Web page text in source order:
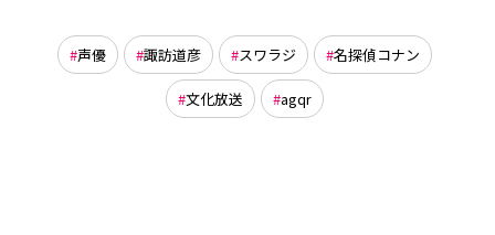
声優 諏訪道彦 スワラジ 名探偵コナン
文化放送 agqr